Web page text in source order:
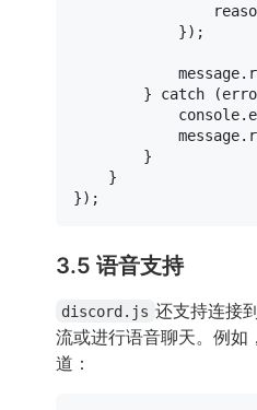
            });
            message.
        }
catch
console.
            message.
        }
    }
3.5 语音支持
discord.js 还支持连接
流或进行语音聊天。例如
道：